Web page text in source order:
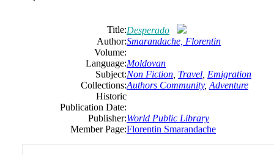
Title:Desperado
Author:Smarandache, Florentin
Volume:
Language:Moldovan
Subject:Non Fiction Travel Emigration
Collections:Authors Community, Adventure
Historic
Publication Date:
Publisher:World Public Library
Member Page:Florentin Smarandache